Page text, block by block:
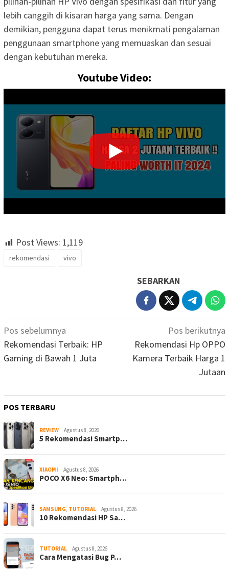
lebih canggih di kisaran harga yang sama. Dengan
demikian, pengguna dapat terus menikmati pengalaman
penggunaan smartphone yang memuaskan dan sesuai
dengan kebutuhan mereka.
Youtube Video:
Post Views: 1,119
rekomendasi vivo
SEBARKAN
Navigasi
pos
Pos sebelumnya
Rekomendasi Terbaik: HP
Gaming di Bawah 1 Juta
Pos berikutnya
Rekomendasi Hp OPPO
Kamera Terbaik Harga 1
Jutaan
POS TERBARU
REVIEW Agustus 8, 2026
5 Rekomendasi Smartp…
XIAOMI Agustus 8, 2026
POCO X6 Neo: Smartph…
SAMSUNG, TUTORIAL Agustus 8, 2026
10 Rekomendasi HP Sa…
TUTORIAL Agustus 8, 2026
Cara Mengatasi Bug P…